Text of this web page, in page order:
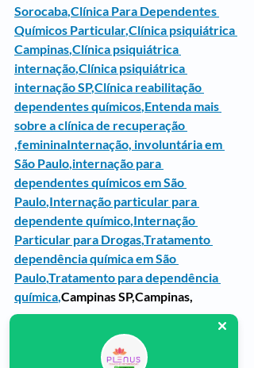
Sorocaba,Clínica Para Dependentes
Químicos Particular,Clínica psiquiátrica
Campinas,Clínica psiquiátrica
internação,Clínica psiquiátrica
internação SP,Clínica reabilitação
dependentes químicos,Entenda mais
sobre a clínica de recuperação
,femininaInternação, involuntária em
São Paulo,internação para
dependentes químicos em São
Paulo,Internação particular para
dependente químico,Internação
Particular para Drogas,Tratamento
dependência química em São
Paulo,Tratamento para dependência
química,Campinas SP,Campinas,
Tratamento do Alcoolismo em